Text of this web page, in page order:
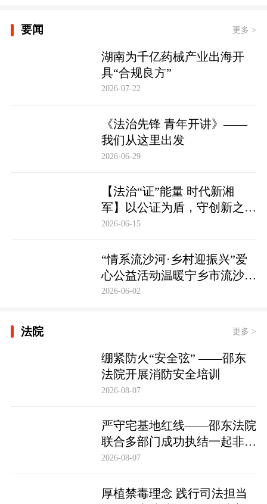
要闻 更多 >
湖南为千亿药械产业出海开
具“合规良方”
2026-07-22
《法治先锋 青年开讲》——
我们从这里出发
2026-06-29
【法治“证”能量 时代新湘
军】以公证为盾，守创新之魂
湖南青年公证人为知识产权保
2026-06-15
“情系流沙河·乡村迎振兴”爱
心公益活动温暖宁乡市流沙河
镇
2026-06-02
法院 更多 >
绷紧防火“安全弦” ——邵东
法院开展消防安全培训
2026-08-07
严守宅基地红线——邵东法院
联合多部门成功执结一起非法
占用宅基地行政处罚案
2026-08-07
厚植禁毒理念 践行司法担当